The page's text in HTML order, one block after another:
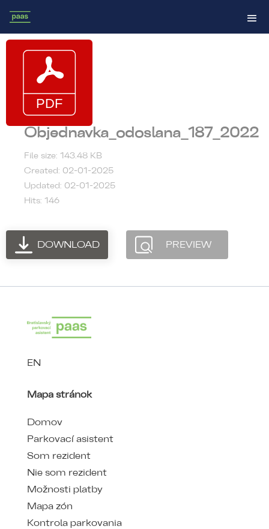
Objednavka_odoslana_187_2022
File size: 143.48 KB
Created: 02-01-2025
Updated: 02-01-2025
Hits: 146
DOWNLOAD PREVIEW
EN
Mapa stránok
Domov
Parkovací asistent
Som rezident
Nie som rezident
Možnosti platby
Mapa zón
Kontrola parkovania